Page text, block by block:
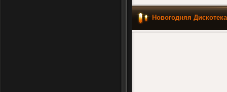
Новогодняя